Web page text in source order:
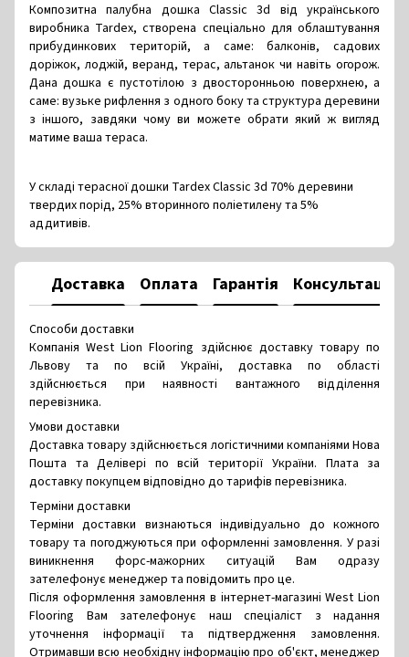
Композитна палубна дошка Classic 3d від українського
виробника Tardex, створена спеціально для облаштування
прибудинкових територій, а саме: балконів, садових
доріжок, лоджій, веранд, терас, альтанок чи навіть огорож.
Дана дошка є пустотілою з двосторонньою поверхнею, а
саме: вузьке рифлення з одного боку та структура деревини
з іншого, завдяки чому ви можете обрати який ж вигляд
матиме ваша тераса.
У складі терасної дошки Tardex Classic 3d 70% деревини
твердих порід, 25% вторинного поліетилену та 5%
аддитивів.
Доставка Оплата Гарантія Консультація
Способи доставки
Компанія West Lion Flooring здійснює доставку товару по
Львову та по всій Україні, доставка по області
здійснюється при наявності вантажного відділення
перевізника.
Умови доставки
Доставка товару здійснюється логістичними компаніями Нова
Пошта та Делівері по всій території України. Плата за
доставку покупцем відповідно до тарифів перевізника.
Терміни доставки
Терміни доставки визнаються індивідуально до кожного
товару та погоджуються при оформленні замовлення. У разі
виникнення форс-мажорних ситуацій Вам одразу
зателефонує менеджер та повідомить про це.
Після оформлення замовлення в інтернет-магазині West Lion
Flooring Вам зателефонує наш спеціаліст з надання
уточнення інформації та підтвердження замовлення.
Отримавши всю необхідну інформацію про об'єкт, менеджер